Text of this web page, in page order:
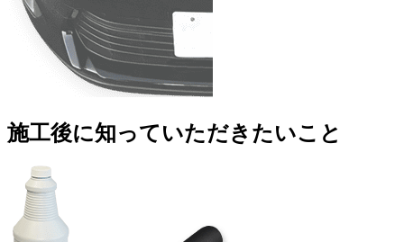
施工後に知っていただきたいこと